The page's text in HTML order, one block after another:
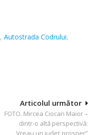
,Autostrada Codrului,
Articolul următor
FOTO. Mircea Ciocan Maior –
dintr-o altă perspectivă: